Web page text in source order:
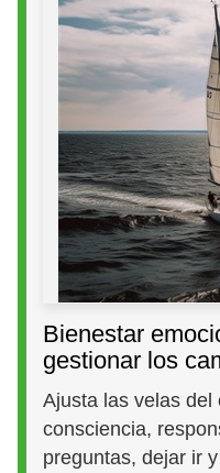
Bienestar
gestionar los
Ajusta las velas del
consciencia,
preguntas, dejar ir